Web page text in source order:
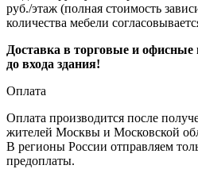
руб./этаж (полная стоимость
количества мебели
Доставка в торговые и
до входа здания!
Оплата
Оплата производится после
жителей Москвы и Московской
В регионы России отправляем
предоплаты.